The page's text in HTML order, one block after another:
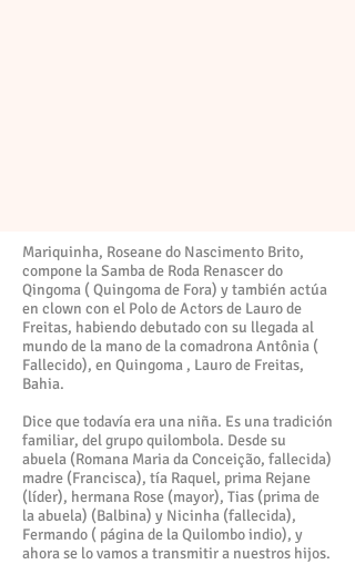
Mariquinha, Roseane do Nascimento Brito,
compone la Samba de Roda Renascer do
Qingoma ( Quingoma de Fora) y también actúa
en clown con el Polo de Actors de Lauro de
Freitas, habiendo debutado con su llegada al
mundo de la mano de la comadrona Antônia (
Fallecido), en Quingoma , Lauro de Freitas,
Bahia.
Dice que todavía era una niña. Es una tradición
familiar, del grupo quilombola. Desde su
abuela (Romana Maria da Conceição, fallecida)
madre (Francisca), tía Raquel, prima Rejane
(líder), hermana Rose (mayor), Tias (prima de
la abuela) (Balbina) y Nicinha (fallecida),
Fermando ( página de la Quilombo indio), y
ahora se lo vamos a transmitir a nuestros hijos.